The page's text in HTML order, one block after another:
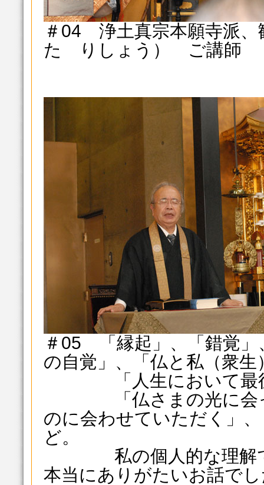
＃04 浄土真宗本願寺派、
た りしょう） ご講師
＃05 「縁起」、「錯覚」
の自覚」、「仏と私（衆生
「人生において最後
「仏さまの光に会っ
のに会わせていただく」
ど。
私の個人的な理解で
本当にありがたいお話で